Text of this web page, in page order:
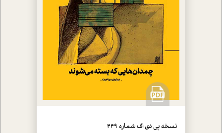
نسخه پي دي اف شماره 449